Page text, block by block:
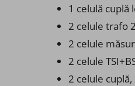
1 celulă cuplă
2 celule trafo
2 celule
2 celule
2 celule cuplă,​